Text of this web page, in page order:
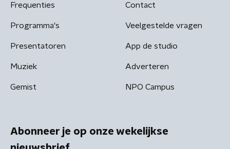
Frequenties
Programma's
Presentatoren
Muziek
Gemist
Contact
Veelgestelde vragen
App de studio
Adverteren
NPO Campus
Abonneer je op onze wekelijkse